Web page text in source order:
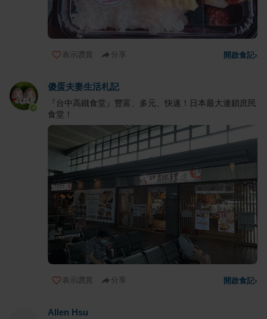
表示讚賞 分享 開啟食記›
傻蛋夫妻生活札記
『台中高鐵食堂』豐富、多元、快速！日本最大連鎖庶民
食堂！
表示讚賞 分享 開啟食記›
Allen Hsu